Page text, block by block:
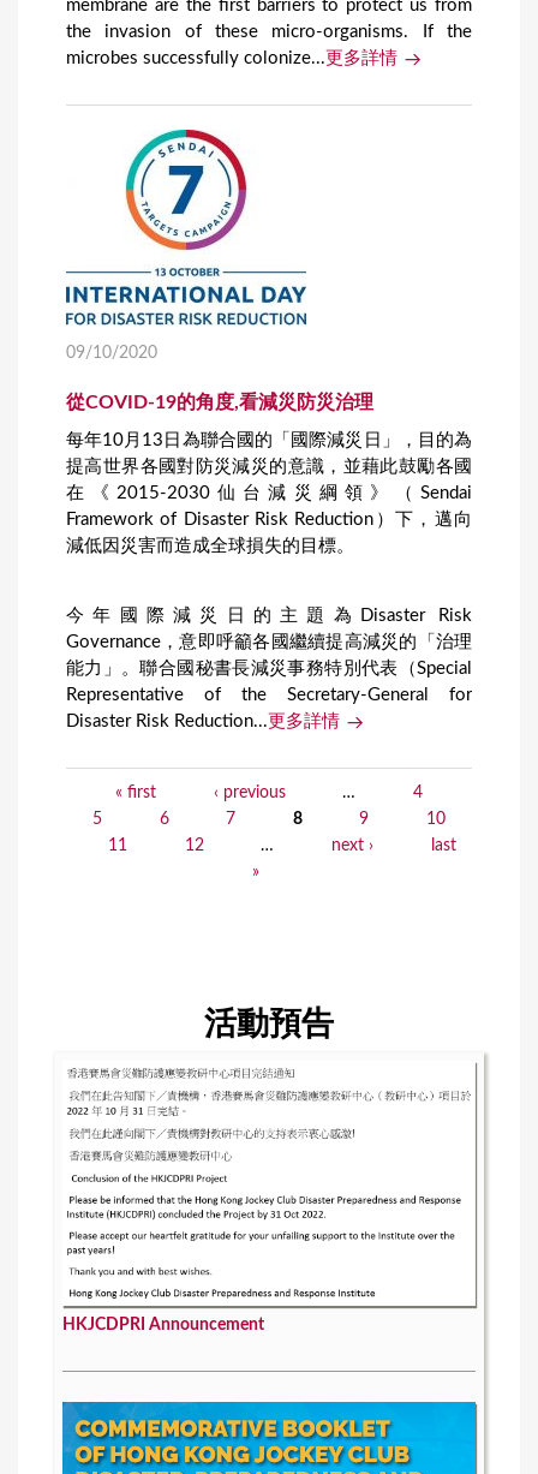
membrane are the first barriers to protect us from
the invasion of these micro-organisms. If the
microbes successfully colonize... 更多詳情
09/10/2020
從COVID-19的角度,看減災防災治理
每年10月13日為聯合國的「國際減災日」，目的為
提高世界各國對防災減災的意識，並藉此鼓勵各國
在《2015-2030仙台減災綱領》（Sendai
Framework of Disaster Risk Reduction）下，邁向
減低因災害而造成全球損失的目標。
今年國際減災日的主題為Disaster Risk
Governance，意即呼籲各國繼續提高減災的「治理
能力」。聯合國秘書長減災事務特別代表（Special
Representative of the Secretary-General for
Disaster Risk Reduction... 更多詳情
« first ‹ previous …
4
5
6 7 8 9
10
11
12 … next ›
last
»
活動預告
HKJCDPRI Announcement